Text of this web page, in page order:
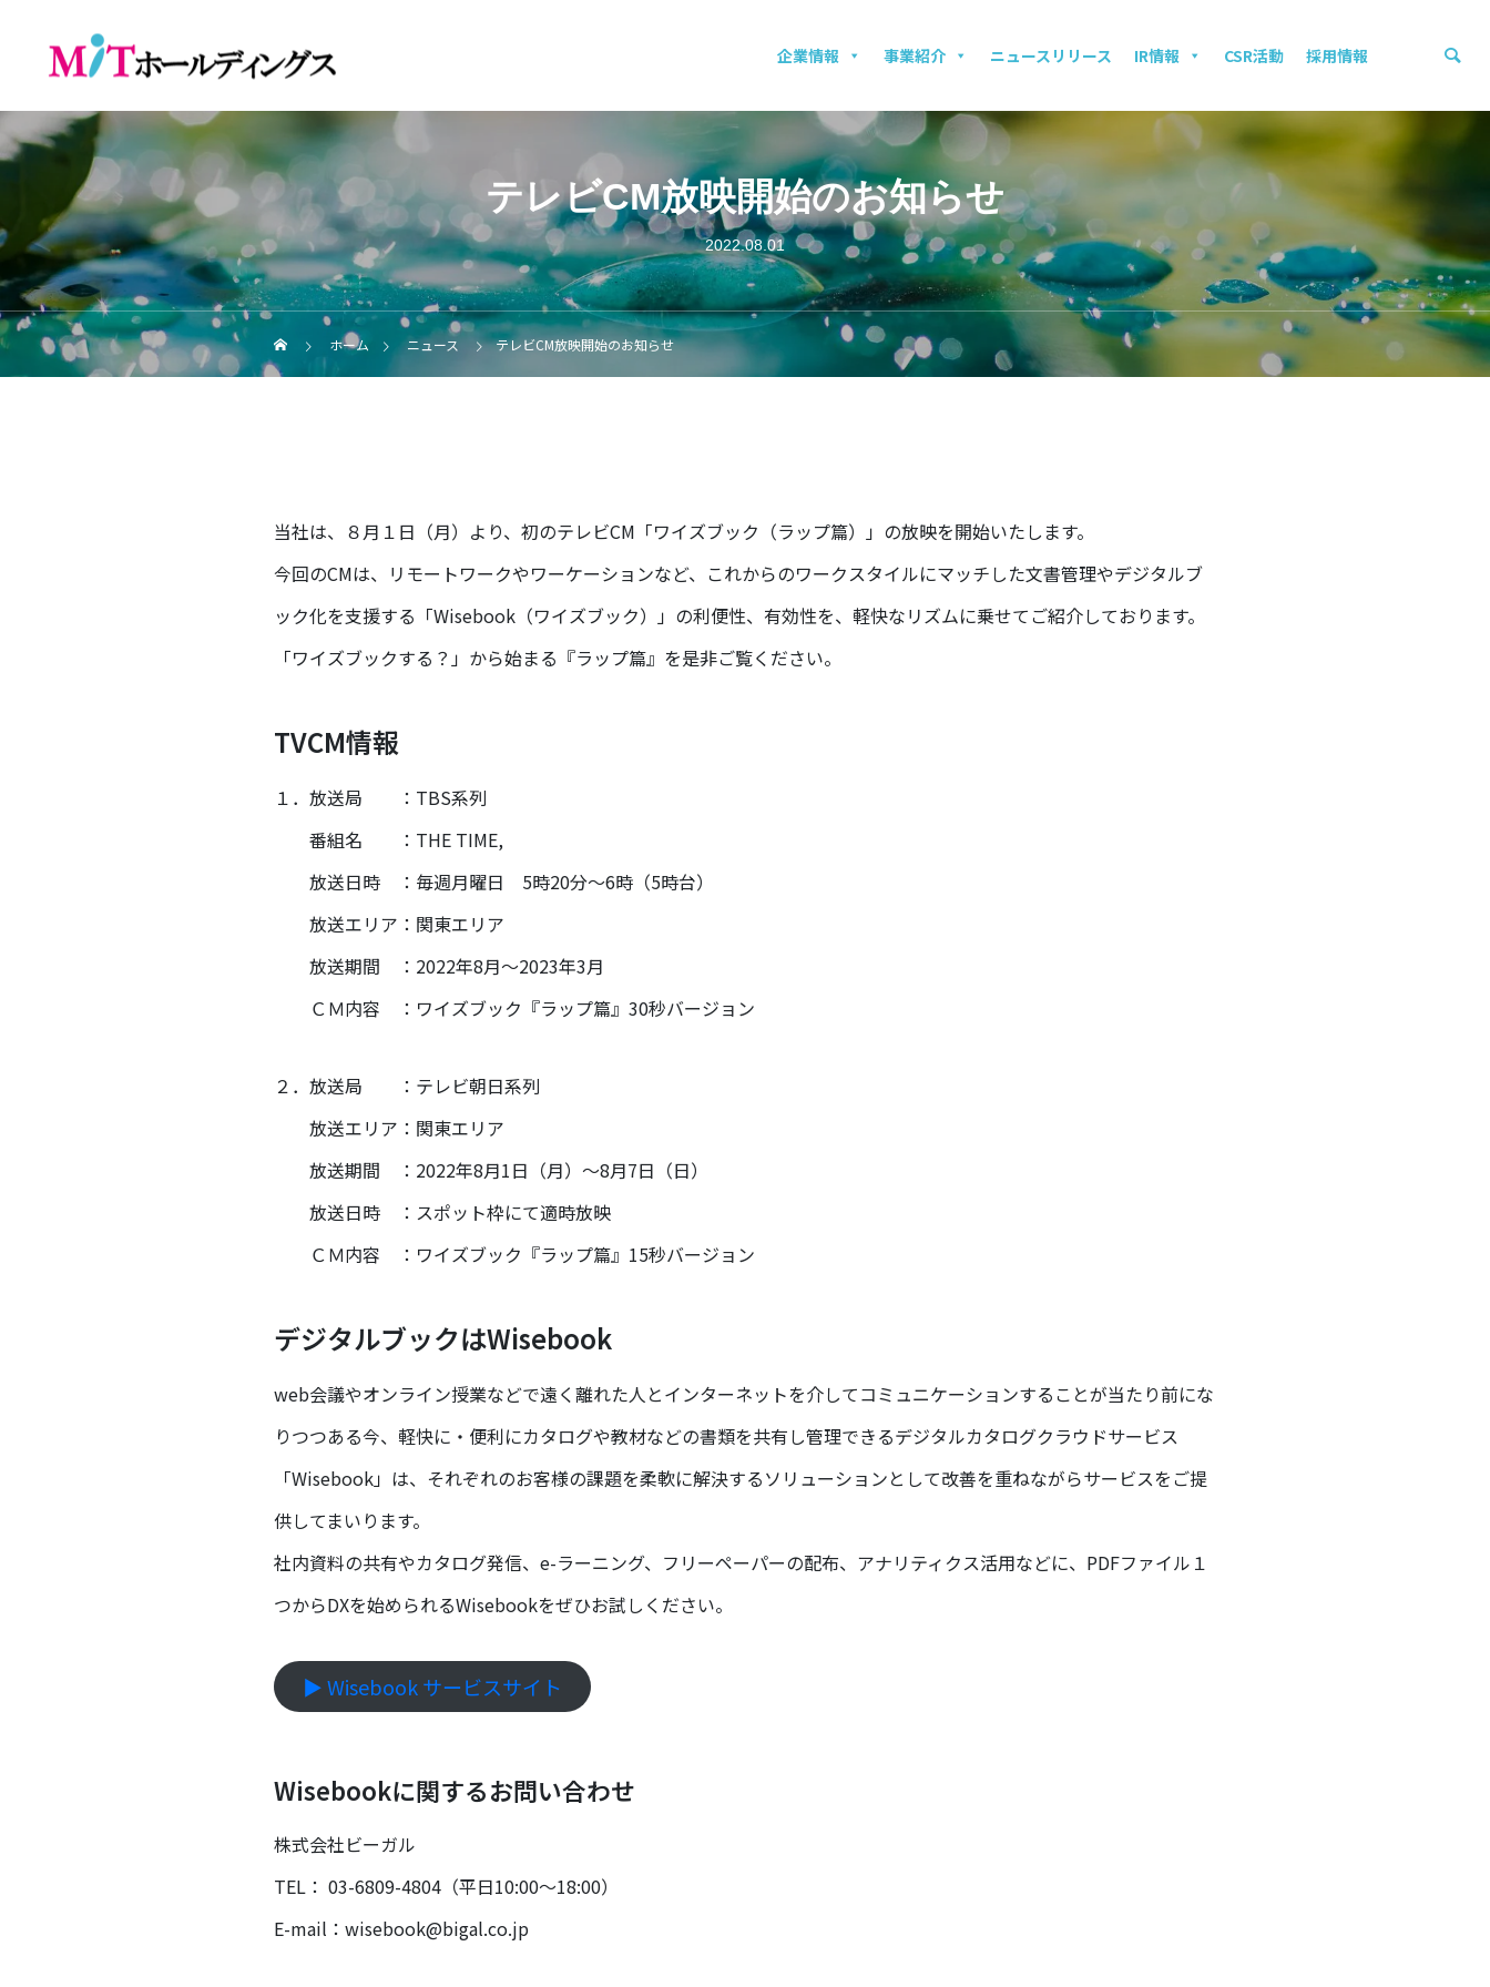
企業情報 事業紹介 ニュースリリース IR情報 CSR活動 採用情報
テレビCM放映開始のお知らせ
2022.08.01
ホーム ニュース テレビCM放映開始のお知らせ
当社は、８月１日（月）より、初のテレビCM「ワイズブック（ラップ篇）」の放映を開始いたします。
今回のCMは、リモートワークやワーケーションなど、これからのワークスタイルにマッチした文書管理やデジタルブ
ック化を支援する「Wisebook（ワイズブック）」の利便性、有効性を、軽快なリズムに乗せてご紹介しております。
「ワイズブックする？」から始まる『ラップ篇』を是非ご覧ください。
TVCM情報
１．放送局 ：TBS系列
番組名 ：THE TIME,
放送日時 ：毎週月曜日 5時20分～6時（5時台）
放送エリア：関東エリア
放送期間 ：2022年8月～2023年3月
ＣＭ内容 ：ワイズブック『ラップ篇』30秒バージョン
２．放送局 ：テレビ朝日系列
放送エリア：関東エリア
放送期間 ：2022年8月1日（月）～8月7日（日）
放送日時 ：スポット枠にて適時放映
ＣＭ内容 ：ワイズブック『ラップ篇』15秒バージョン
デジタルブックはWisebook
web会議やオンライン授業などで遠く離れた人とインターネットを介してコミュニケーションすることが当たり前にな
りつつある今、軽快に・便利にカタログや教材などの書類を共有し管理できるデジタルカタログクラウドサービス
「Wisebook」は、それぞれのお客様の課題を柔軟に解決するソリューションとして改善を重ねながらサービスをご提
供してまいります。
社内資料の共有やカタログ発信、e-ラーニング、フリーペーパーの配布、アナリティクス活用などに、PDFファイル１
つからDXを始められるWisebookをぜひお試しください。
▶︎ Wisebook サービスサイト
Wisebookに関するお問い合わせ
株式会社ビーガル
TEL： 03-6809-4804（平日10:00〜18:00）
E-mail：wisebook@bigal.co.jp